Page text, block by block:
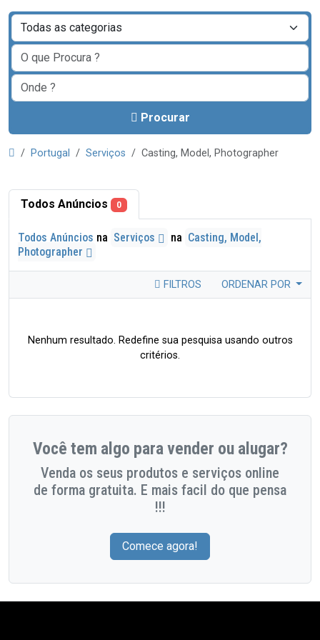
Procurar
Portugal Serviços Casting, Model, Photographer
Todos Anúncios 0
Todos Anúncios na Serviços na Casting, Model,
Photographer
FILTROS ORDENAR POR
Nenhum resultado. Redefine sua pesquisa usando outros
critérios.
Você tem algo para vender ou alugar?
Venda os seus produtos e serviços online
de forma gratuita. E mais facil do que pensa
!!!
Comece agora!